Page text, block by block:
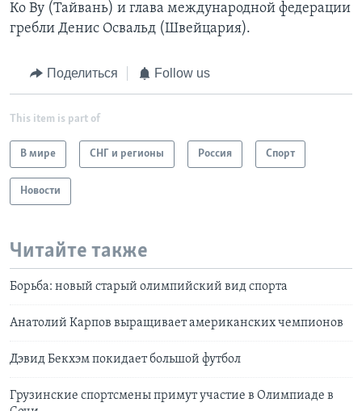
Ко Ву (Тайвань) и глава международной федерации
гребли Денис Освальд (Швейцария).
Поделиться Follow us
This item is part of
В мире СНГ и регионы Россия Спорт
Новости
Читайте также
Борьба: новый старый олимпийский вид спорта
Анатолий Карпов выращивает американских чемпионов
Дэвид Бекхэм покидает большой футбол
Грузинские спортсмены примут участие в Олимпиаде в